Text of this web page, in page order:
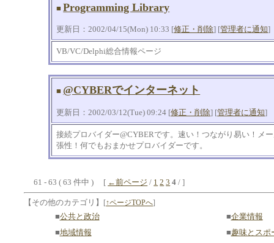
■ Programming Library
更新日：2002/04/15(Mon) 10:33 [修正・削除] [管理者に通知]
VB/VC/Delphi総合情報ページ
■ @CYBERでインターネット
更新日：2002/03/12(Tue) 09:24 [修正・削除] [管理者に通知]
接続プロバイダー@CYBERです。速い！つながり易い！メ
張性！何でもおまかせプロバイダーです。
61 - 63 ( 63 件中 ) [ ←前ページ / 1 2 3 4 / ]
【その他のカテゴリ】 [↑ページTOPへ]
■公共と政治 ■企業情報
■地域情報 ■趣味とスポ